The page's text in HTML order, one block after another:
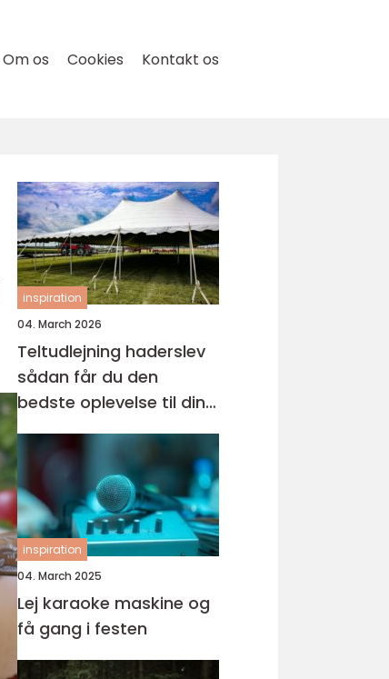
Om os Cookies Kontakt os
inspiration
04. March 2026
Teltudlejning haderslev
sådan får du den
bedste oplevelse til din
fest
inspiration
04. March 2025
Lej karaoke maskine og
få gang i festen